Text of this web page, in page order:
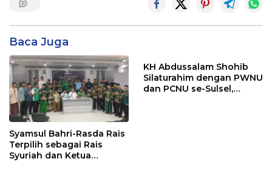
Baca Juga
Syamsul Bahri-Rasda Rais
Terpilih sebagai Rais
Syuriah dan Ketua
KH Abdussalam Shohib
Silaturahim dengan PWNU
dan PCNU se-Sulsel,